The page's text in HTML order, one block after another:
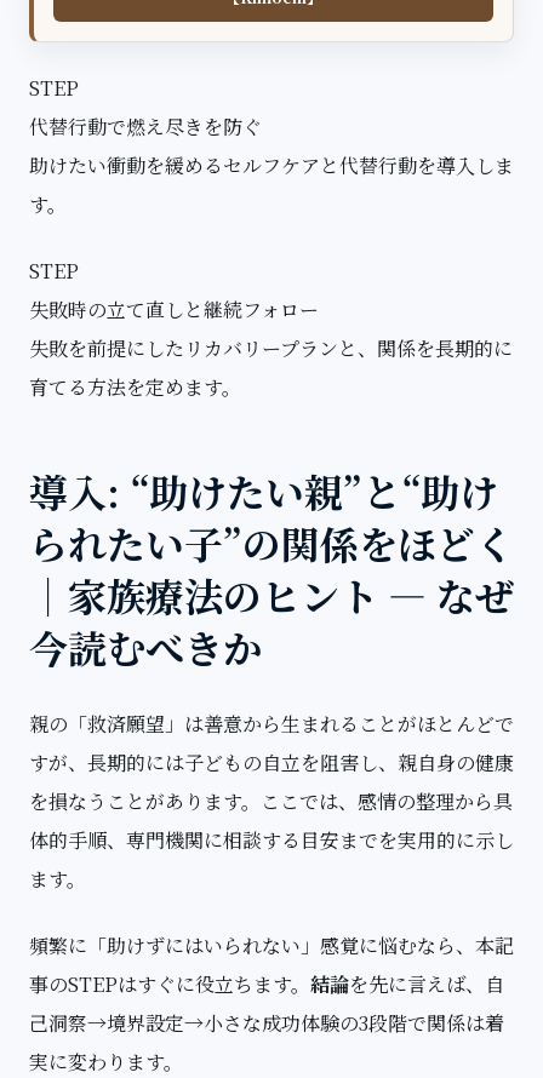
STEP
代替行動で燃え尽きを防ぐ
助けたい衝動を緩めるセルフケアと代替行動を導入しま
す。
STEP
失敗時の立て直しと継続フォロー
失敗を前提にしたリカバリープランと、関係を長期的に
育てる方法を定めます。
導入: “助けたい親”と“助け
られたい子”の関係をほどく
｜家族療法のヒント — なぜ
今読むべきか
親の「救済願望」 は善意から生まれることがほとんどで
すが、長期的には子どもの自立を阻害し、親自身の健康
を損なうことがあります。ここでは、感情の整理から具
体的手順、専門機関に相談する目安までを実用的に示し
ます。
頻繁に「助けずにはいられない」感覚に悩むなら、本記
事のSTEPはすぐに役立ちます。 結論を先に言えば、自
己洞察→境界設定→小さな成功体験の3段階で関係は着
実に変わります。